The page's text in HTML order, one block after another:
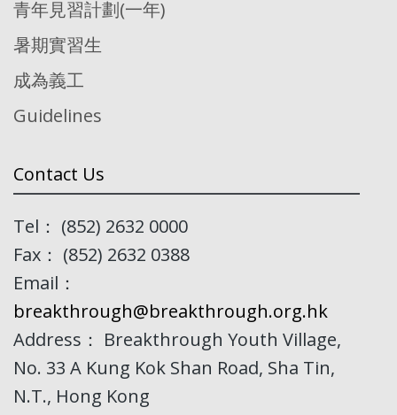
青年見習計劃(一年)
暑期實習生
成為義工
Guidelines
Contact Us
Tel： (852) 2632 0000
Fax： (852) 2632 0388
Email：
breakthrough@breakthrough.org.hk
Address： Breakthrough Youth Village,
No. 33 A Kung Kok Shan Road, Sha Tin,
N.T., Hong Kong